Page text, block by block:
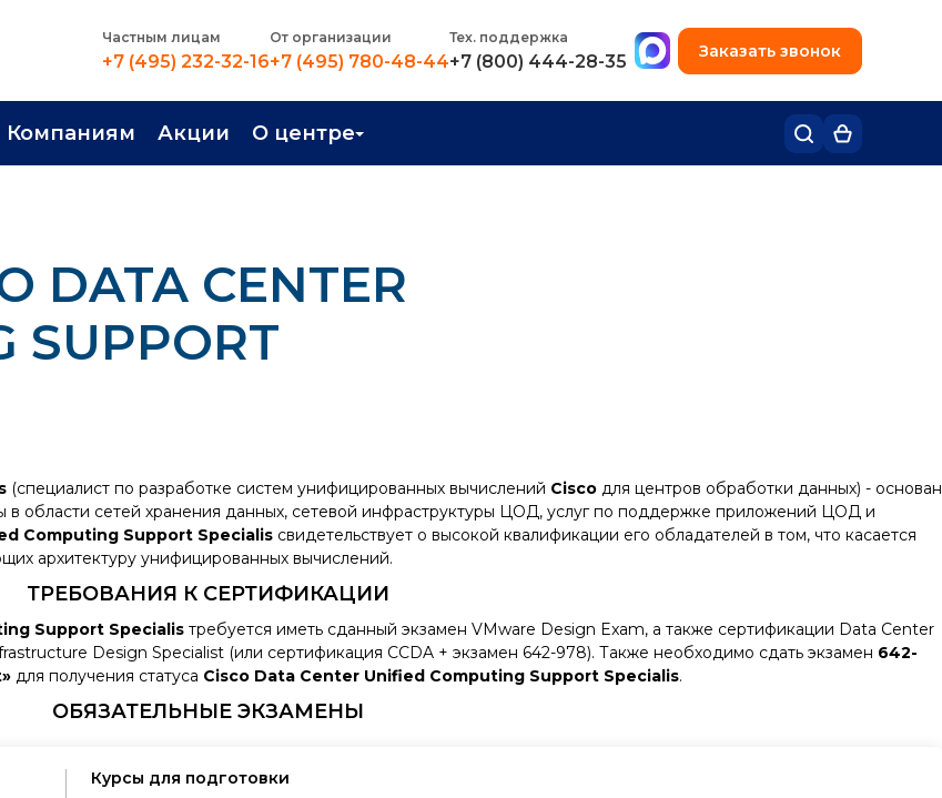
Частным лицам
+7 (495) 232-32-16
От организации
+7 (495) 780-48-44
Тех. поддержка
+7 (800) 444-28-35
+7 (495) 780-48-49
Заказать звонок
Компаниям Акции О центре
О центре
Вакансии
DATA CENTER
SUPPORT
(специалист по разработке систем унифицированных вычислений Cisco для центров обработки данных) - основан
в области сетей хранения данных, сетевой инфраструктуры ЦОД, услуг по поддержке приложений ЦОД и
Computing Support Specialis свидетельствует о высокой квалификации его обладателей в том, что касается
архитектуру унифицированных вычислений.
ТРЕБОВАНИЯ К СЕРТИФИКАЦИИ
Support Specialis требуется иметь сданный экзамен VMware Design Exam, а также сертификации Data Center
Design Specialist (или сертификация CCDA + экзамен 642-978). Также необходимо сдать экзамен 642-
для получения статуса Cisco Data Center Unified Computing Support Specialis.
ОБЯЗАТЕЛЬНЫЕ ЭКЗАМЕНЫ
Курсы для подготовки